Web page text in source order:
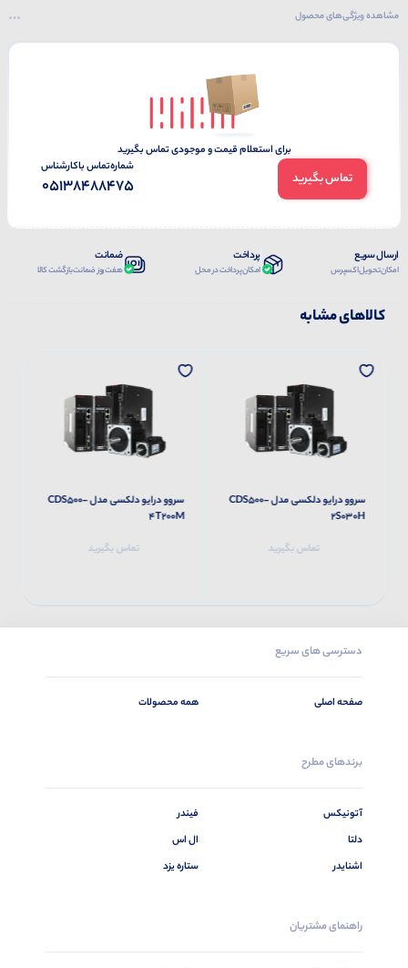
مشاهده ویژگی‌های محصول
برای استعلام قیمت و موجودی تماس بگیرید
تماس بگیرید
شماره‌تماس‌ با‌کارشناس
05138488475
ارسال سریع
امکان تحویل اکسپرس
پرداخت
امکان پرداخت در محل
ضمانت
هفت روز ضمانت بازگشت کالا
کالاهای مشابه
سروو درایو دلکسی مدل CDS500-
2S030H
تماس بگیرید
سروو درایو دلکسی مدل CDS500-
4T200M
تماس بگیرید
دسترسی های سریع
صفحه اصلی همه محصولات
برندهای مطرح
آتونیکس
دلتا
اشنایدر
فیندر
ال اس
ستاره یزد
راهنمای مشتریان